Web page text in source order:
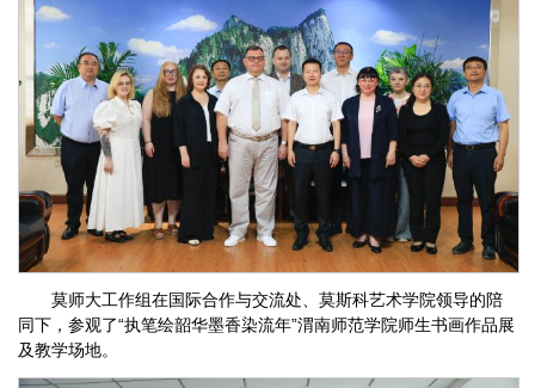
莫师大工作组在国际合作与交流处、莫斯科艺术学院领导的陪
同下，参观了“执笔绘韶华墨香染流年”渭南师范学院师生书画作品展
及教学场地。